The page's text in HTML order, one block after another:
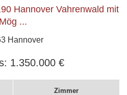
Hannover Vahrenwald mit
Mög ...
Hannover
1.350.000 €
Zimmer